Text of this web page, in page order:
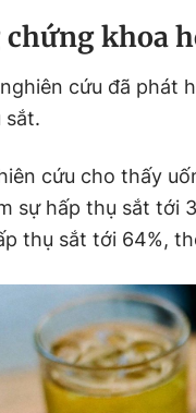
chứng khoa
cứu đã phát
sắt.
cứu cho thấy
sự hấp thụ sắt tới
thụ sắt tới 64%,